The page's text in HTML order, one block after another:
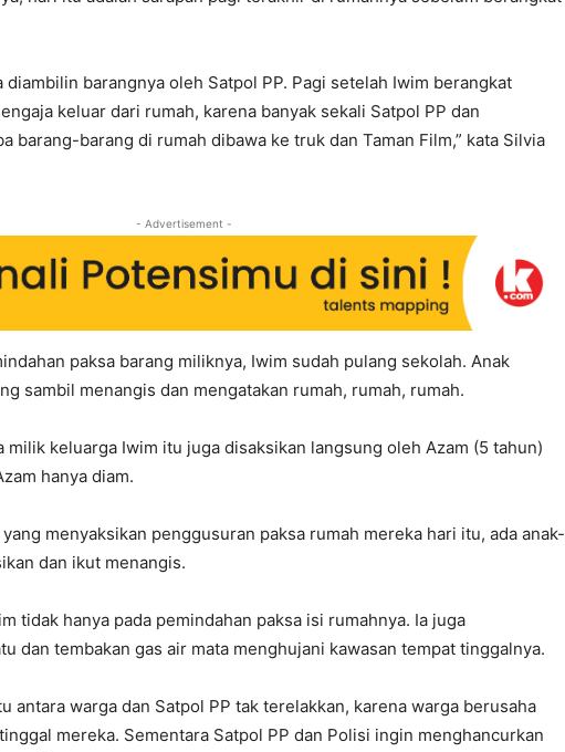
diambilin barangnya oleh Satpol PP. Pagi setelah Iwim berangkat
keluar dari rumah, karena banyak sekali Satpol PP dan
barang-barang di rumah dibawa ke truk dan Taman Film,” kata Silvia
- Advertisement -
paksa barang miliknya, Iwim sudah pulang sekolah. Anak
sambil menangis dan mengatakan rumah, rumah, rumah.
milik keluarga Iwim itu juga disaksikan langsung oleh Azam (5 tahun)
hanya diam.
menyaksikan penggusuran paksa rumah mereka hari itu, ada anak-
dan ikut menangis.
tidak hanya pada pemindahan paksa isi rumahnya. Ia juga
dan tembakan gas air mata menghujani kawasan tempat tinggalnya.
antara warga dan Satpol PP tak terelakkan, karena warga berusaha
mereka. Sementara Satpol PP dan Polisi ingin menghancurkan